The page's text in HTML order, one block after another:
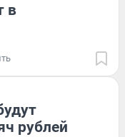
в
рублей